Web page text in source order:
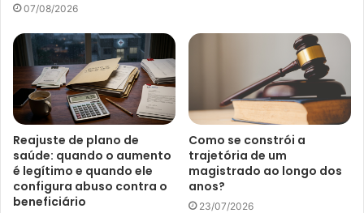
07/08/2026
Reajuste de plano de
saúde: quando o aumento
é legítimo e quando ele
configura abuso contra o
beneficiário
Como se constrói a
trajetória de um
magistrado ao longo dos
anos?
23/07/2026